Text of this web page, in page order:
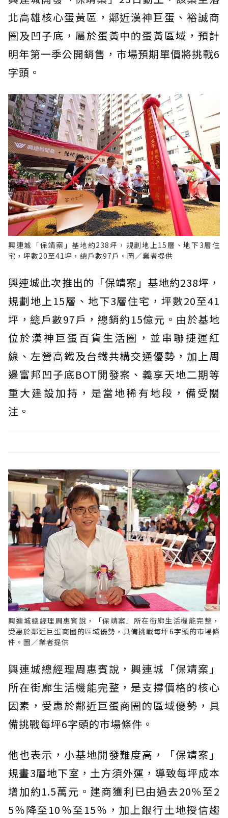
北高雄核心蛋黃區，鄰近漢神巨蛋、裕誠商
圈及凹子底，屬於蛋黃中的蛋黃區域，預計
明年第一季公開銷售，市場預期單價將挑戰6
字頭。
興連城「保靖案」基地約238坪，規劃地上15層、地下3層住
宅，坪數20至41坪，總戶數97戶。圖／業者提供
興連城此次推出的「保靖案」基地約238坪，
規劃地上15層、地下3層住宅，坪數20至41
坪，總戶數97戶，總銷約15億元。由於基地
位於漢神巨蛋百貨生活圈，並串聯捷運紅
線、左營高鐵及台鐵共構交通優勢，加上周
邊富邦凹子底BOT開發案、義享天地二期等
重大建設加持，是當地稀有地段，備受關
注。
興連城總經理周惠賓說，「保靖案」所在街廓生活機能完整，
受惠於鄰近巨蛋商圈的區域優勢，具備挑戰每坪6字頭的市場條
件。圖／業者提供
興連城總經理周惠賓說，興連城「保靖案」
所在街廓生活機能完整，是支撐價格的核心
因素，受惠於鄰近巨蛋商圈的區域優勢，具
備挑戰每坪6字頭的市場條件。
他也表示，小基地開發難度高，「保靖案」
規畫3層地下室，土方須外運，導致每坪成本
增加約1.5萬元。建商獲利已由過去20％至2
5％降至10％至15％，加上銀行土地授信趨